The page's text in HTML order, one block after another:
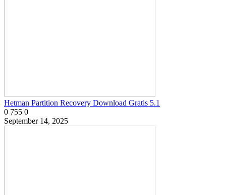
Hetman Partition Recovery Download Gratis 5.1
0 755 0
September 14, 2025